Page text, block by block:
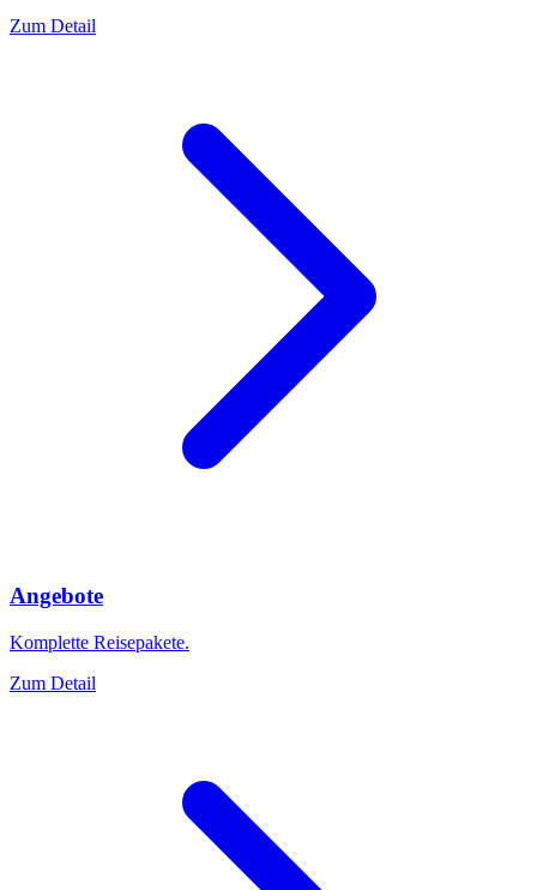
Zum Detail
Angebote
Komplette Reisepakete.
Zum Detail